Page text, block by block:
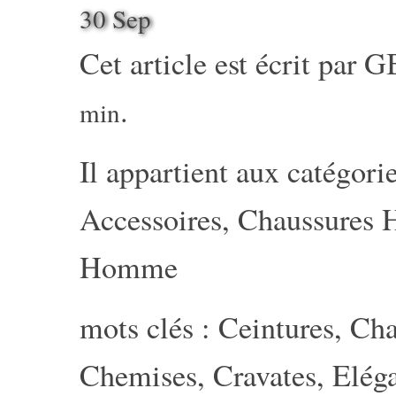
30 Sep
Cet article est écrit par
min.
Il appartient aux
Accessoires, Chaussures
Homme
mots clés : Ceintures,
Chemises, Cravates,